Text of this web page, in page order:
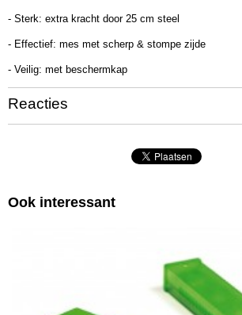
- Sterk: extra kracht door 25 cm steel
- Effectief: mes met scherp & stompe zijde
- Veilig: met beschermkap
Reacties
Ook interessant